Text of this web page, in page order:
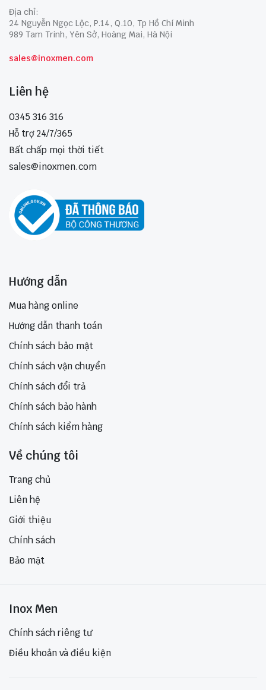
Địa chỉ:
24 Nguyễn Ngọc Lộc, P.14, Q.10, Tp Hồ Chí Minh
989 Tam Trinh, Yên Sở, Hoàng Mai, Hà Nội
sales@inoxmen.com
Liên hệ
0345 316 316
Hỗ trợ 24/7/365
Bất chấp mọi thời tiết
sales@inoxmen.com
Hướng dẫn
Mua hàng online
Hướng dẫn thanh toán
Chính sách bảo mật
Chính sách vận chuyển
Chính sách đổi trả
Chính sách bảo hành
Chính sách kiểm hàng
Về chúng tôi
Trang chủ
Liên hệ
Giới thiệu
Chính sách
Bảo mật
Inox Men
Chính sách riêng tư
Điều khoản và điều kiện